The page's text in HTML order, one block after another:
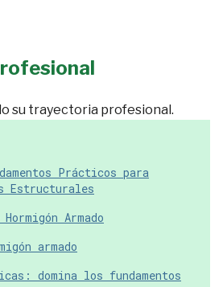
su trayectoria profesional.
Prácticos para
Estructurales
Armado
armado
domina los fundamentos